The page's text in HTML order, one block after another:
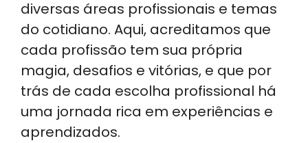
diversas áreas profissionais e temas
do cotidiano. Aqui, acreditamos que
cada profissão tem sua própria
magia, desafios e vitórias, e que por
trás de cada escolha profissional há
uma jornada rica em experiências e
aprendizados.